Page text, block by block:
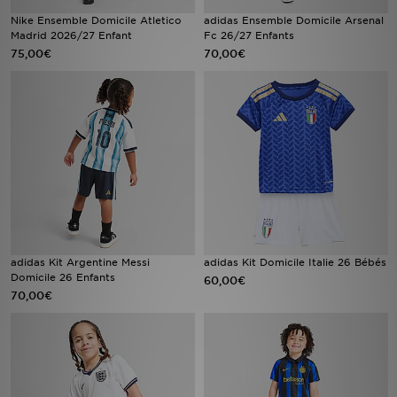
Nike Ensemble Domicile Atletico
Madrid 2026/27 Enfant
75,00€
adidas Ensemble Domicile Arsenal
Fc 26/27 Enfants
70,00€
adidas Kit Argentine Messi
Domicile 26 Enfants
70,00€
adidas Kit Domicile Italie 26 Bébés
60,00€